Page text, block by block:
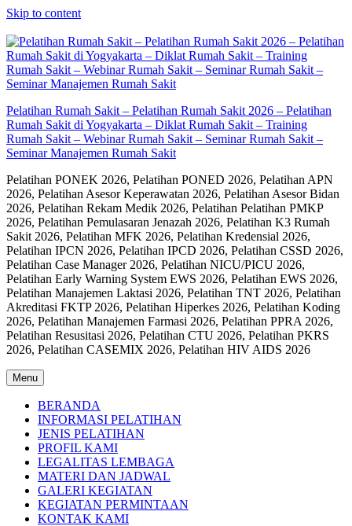
Skip to content
Pelatihan Rumah Sakit – Pelatihan Rumah Sakit 2026 – Pelatihan
Rumah Sakit di Yogyakarta – Diklat Rumah Sakit – Training
Rumah Sakit – Webinar Rumah Sakit – Seminar Rumah Sakit –
Seminar Manajemen Rumah Sakit
Pelatihan PONEK 2026, Pelatihan PONED 2026, Pelatihan APN
2026, Pelatihan Asesor Keperawatan 2026, Pelatihan Asesor Bidan
2026, Pelatihan Rekam Medik 2026, Pelatihan Pelatihan PMKP
2026, Pelatihan Pemulasaran Jenazah 2026, Pelatihan K3 Rumah
Sakit 2026, Pelatihan MFK 2026, Pelatihan Kredensial 2026,
Pelatihan IPCN 2026, Pelatihan IPCD 2026, Pelatihan CSSD 2026,
Pelatihan Case Manager 2026, Pelatihan NICU/PICU 2026,
Pelatihan Early Warning System EWS 2026, Pelatihan EWS 2026,
Pelatihan Manajemen Laktasi 2026, Pelatihan TNT 2026, Pelatihan
Akreditasi FKTP 2026, Pelatihan Hiperkes 2026, Pelatihan Koding
2026, Pelatihan Manajemen Farmasi 2026, Pelatihan PPRA 2026,
Pelatihan Resusitasi 2026, Pelatihan CTU 2026, Pelatihan PKRS
2026, Pelatihan CASEMIX 2026, Pelatihan HIV AIDS 2026
Menu
BERANDA
INFORMASI PELATIHAN
JENIS PELATIHAN
PROFIL KAMI
LEGALITAS LEMBAGA
MATERI DAN JADWAL
GALERI KEGIATAN
KEGIATAN PERMINTAAN
KONTAK KAMI